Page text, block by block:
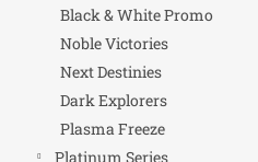
Black & White Promo
Noble Victories
Next Destinies
Dark Explorers
Plasma Freeze
Platinum Series